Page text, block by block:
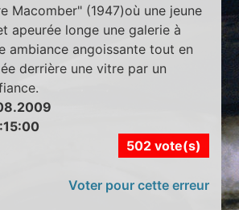
Macomber" (1947)où une jeune
apeurée longe une galerie à
ambiance angoissante tout en
derrière une vitre par un
502 vote(s)
Voter pour cette erreur